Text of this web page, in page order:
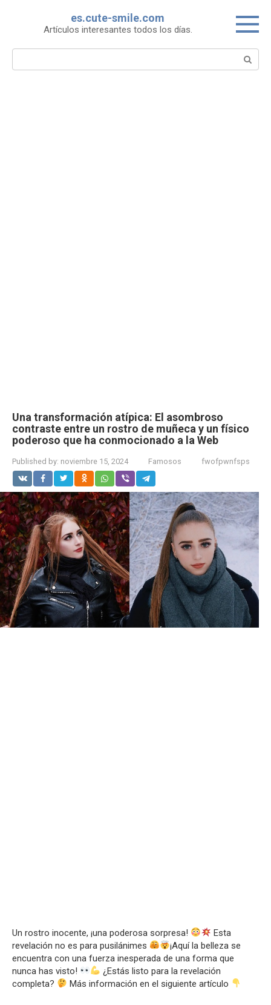
es.cute-smile.com
Artículos interesantes todos los días.
Search:
Una transformación atípica: El asombroso
contraste entre un rostro de muñeca y un físico
poderoso que ha conmocionado a la Web
Published by: noviembre 15, 2024 Famosos fwofpwnfsps
Un rostro inocente, ¡una poderosa sorpresa!
Esta
revelación no es para pusilánimes
¡Aquí la belleza se
encuentra con una fuerza inesperada de una forma que
nunca has visto!
¿Estás listo para la revelación
completa?
Más información en el siguiente artículo